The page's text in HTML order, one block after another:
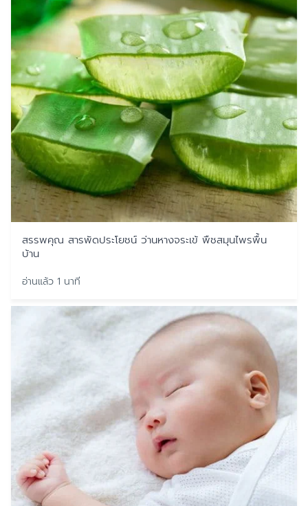
สรรพคุณ สารพัดประโยชน์ ว่านหางจระเข้ พืชสมุนไพรพื้น
บ้าน
อ่านแล้ว 1 นาที